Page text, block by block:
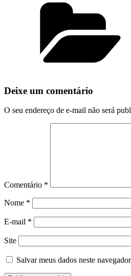
Deixe um comentário
O seu endereço de e-mail não será
Comentário *
Nome *
E-mail *
Site
Salvar meus dados neste